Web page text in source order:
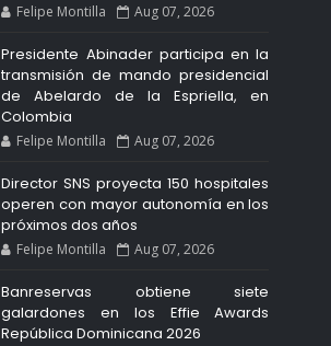
Felipe Montilla Aug 07, 2026
Presidente Abinader participa en la
transmisión de mando presidencial
de Abelardo de la Espriella, en
Colombia
Felipe Montilla Aug 07, 2026
Director SNS proyecta 150 hospitales
operen con mayor autonomía en los
próximos dos años
Felipe Montilla Aug 07, 2026
Banreservas obtiene siete
galardones en los Effie Awards
República Dominicana 2026